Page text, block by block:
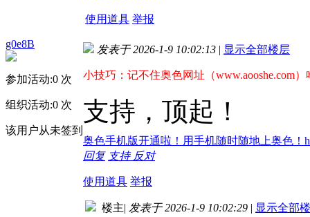
使用道具 举报
g0e8B
参加活动:0 次
组织活动:0 次
该用户从未签到
发表于 2026-1-9 10:02:13 | 显示全部楼层
小技巧：记不住奥色网址（www.aooshe.com）
支持，顶起！
奥色手机版开通啦！用手机随时随地上奥色！
回复 支持 反对
使用道具 举报
楼主| 发表于 2026-1-9 10:02:29 | 显示全部